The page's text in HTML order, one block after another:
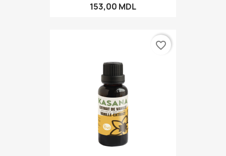
153,00 MDL
favorite_border